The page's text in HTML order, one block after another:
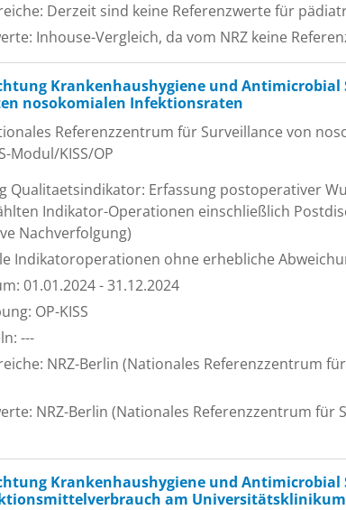
Derzeit sind keine Referenzwerte für
Inhouse-Vergleich, da vom NRZ keine
Krankenhaushygiene und Antimicrobial
nosokomialen Infektionsraten
Referenzzentrum für Surveillance von
Modul/KISS/OP
Qualitaetsindikator: Erfassung postoperativer
Indikator-Operationen einschließlich
Nachverfolgung)
Indikatoroperationen ohne erhebliche
01.01.2024 - 31.12.2024
OP-KISS
---
NRZ-Berlin (Nationales Referenzzentrum
NRZ-Berlin (Nationales Referenzzentrum für
Krankenhaushygiene und Antimicrobial
am Universitätsklinikum